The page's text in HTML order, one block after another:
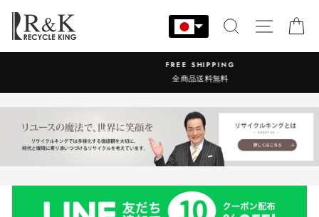
ン
す
検索 サイト
FREE SHIPPING
全商品送料無料